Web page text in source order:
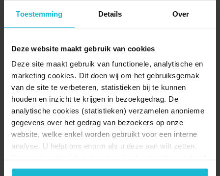
Toestemming Details Over
Deze website maakt gebruik van cookies
Deze site maakt gebruik van functionele, analytische en
marketing cookies. Dit doen wij om het gebruiksgemak
van de site te verbeteren, statistieken bij te kunnen
houden en inzicht te krijgen in bezoekgedrag. De
analytische cookies (statistieken) verzamelen anonieme
gegevens over het gedrag van bezoekers op onze
website, welke enkel worden gebruikt voor een interne
analyse. U helpt ons enorm als u deze aan wilt zetten.
geen commerciële doelstelling. U kunt deze cookies via
Fietser bij het Gezicht van Nijmegen. Gigantisch Romeins
Stadseiland. Via Romana étappe Nijmegen - Beek,